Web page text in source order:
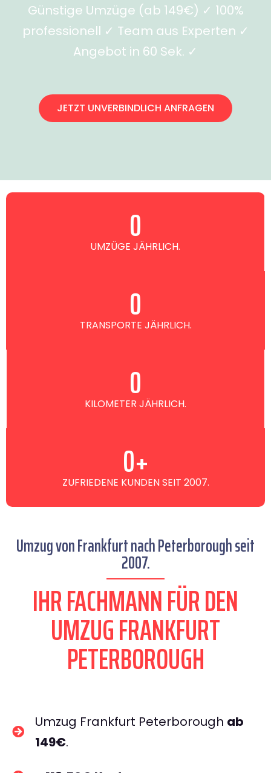
Günstige Umzüge (ab 149€) ✓ 100%
professionell ✓ Team aus Experten ✓
Angebot in 60 Sek. ✓
JETZT UNVERBINDLICH ANFRAGEN
UMZÜGE JÄHRLICH.
0
TRANSPORTE JÄHRLICH.
0
KILOMETER JÄHRLICH.
0
ZUFRIEDENE KUNDEN SEIT 2007.
0+
Umzug von Frankfurt nach Peterborough seit
2007.
IHR FACHMANN FÜR DEN
UMZUG FRANKFURT
PETERBOROUGH
Umzug Frankfurt Peterborough ab
149€.